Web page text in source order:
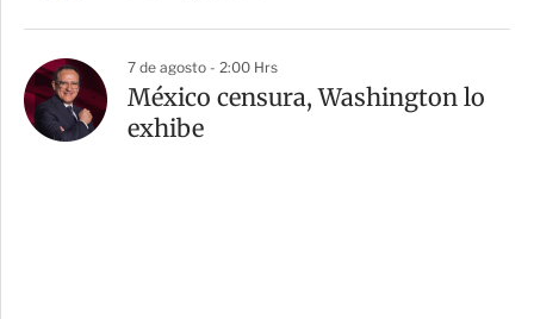
7 de agosto - 2:00 Hrs
México censura, Washington lo
exhibe